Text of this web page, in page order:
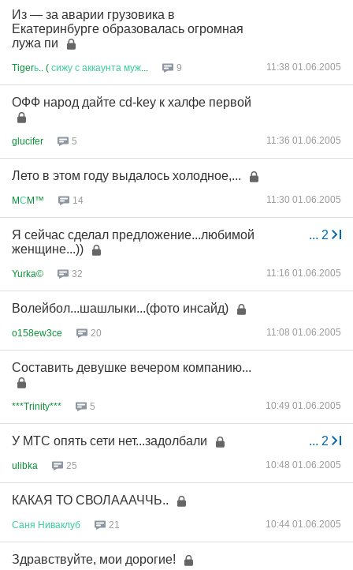
Из — за аварии грузовика в
Екатеринбурге образовалась огромная
лужа пи
Tigerь .. ( сижу с аккаунта муж 9 11:38 01.06.2005
ОФФ народ дайте cd-key к халфе первой
glucifer 5 11:36 01.06.2005
Лето в этом году выдалось холодное,...
MСM™ 14 11:30 01.06.2005
... 2
Я сейчас сделал предложение...любимой
женщине...))
Yurka© 32 11:16 01.06.2005
Волейбол...шашлыки...(фото инсайд)
o158ew3ce 20 11:08 01.06.2005
Составить девушке вечером компанию...
***Trinity*** 5 10:49 01.06.2005
... 2
У МТС опять сети нет...задолбали
ulibka 25 10:48 01.06.2005
КАКАЯ ТО СВОЛАААЧЧЬ..
Саня Ниваклуб 21 10:44 01.06.2005
Здравствуйте, мои дорогие!